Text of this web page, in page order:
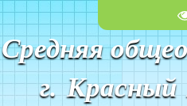
Средняя
г.